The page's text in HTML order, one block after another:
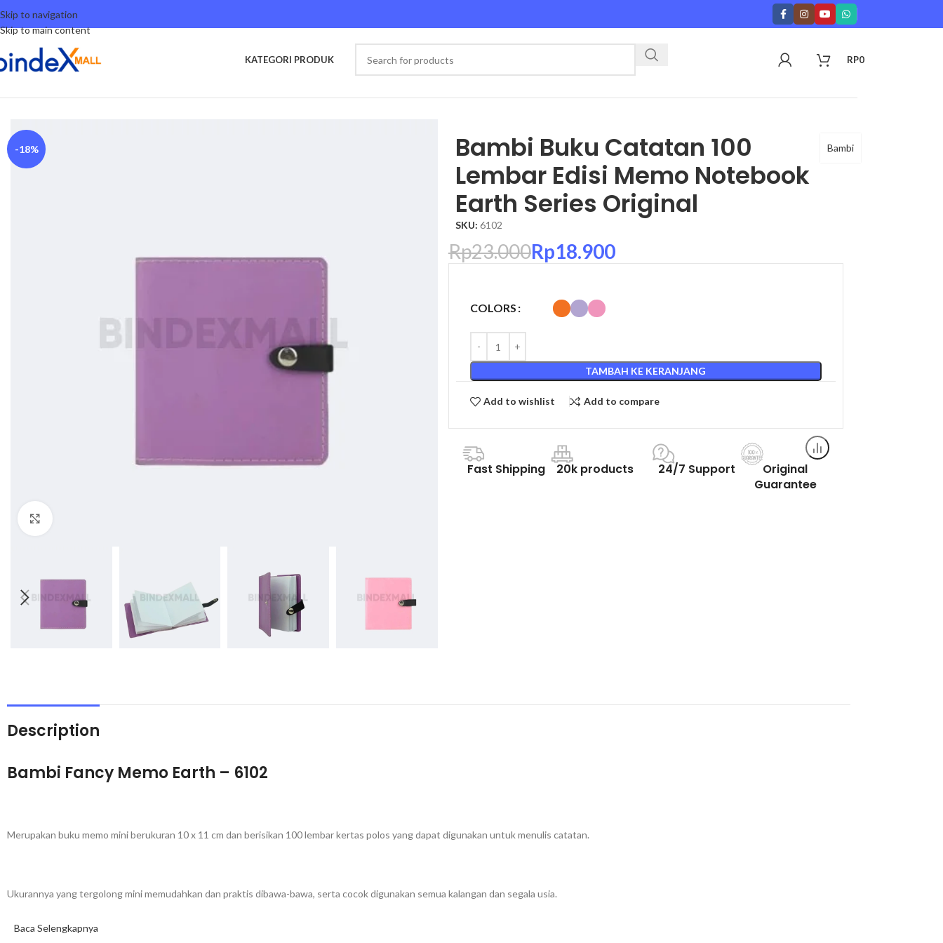
Skip to navigation
Skip to main content
KATEGORI PRODUK RP0
-18%
Bambi Buku Catatan 100
Lembar Edisi Memo Notebook
Earth Series Original
SKU: 6102
Bambi
Rp23.000Rp18.900
COLORS
TAMBAH KE KERANJANG
Add to wishlist Add to compare
Fast Shipping 20k products 24/7 Support
Original
Guarantee
Description
Bambi Fancy Memo Earth – 6102
Merupakan buku memo mini berukuran 10 x 11 cm dan berisikan 100 lembar kertas polos yang dapat digunakan untuk menulis catatan.
Ukurannya yang tergolong mini memudahkan dan praktis dibawa-bawa, serta cocok digunakan semua kalangan dan segala usia.
Baca Selengkapnya